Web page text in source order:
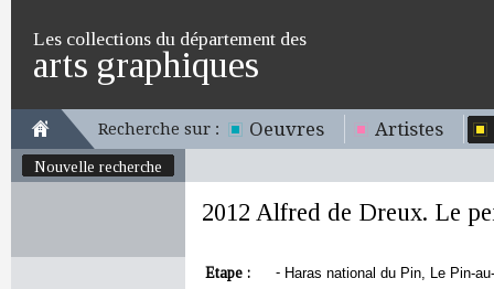
Les collections du département des
arts graphiques
Recherche sur : Oeuvres Artistes
Nouvelle recherche
2012 Alfred de Dreux. Le
Etape : - Haras national du Pin, Le Pin-